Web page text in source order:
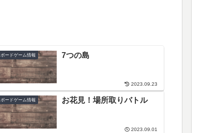
ボードゲーム情報 7つの島
2023.09.23
ボードゲーム情報 お花見！場所取りバトル
2023.09.01